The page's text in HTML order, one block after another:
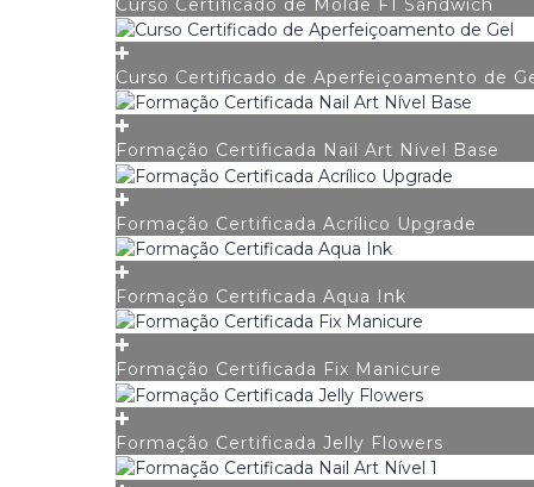
Curso Certificado de Molde F1 Sandwich
Curso Certificado de Aperfeiçoamento de
Formação Certificada Nail Art Nível Base
Formação Certificada Acrílico Upgrade
Formação Certificada Aqua Ink
Formação Certificada Fix Manicure
Formação Certificada Jelly Flowers